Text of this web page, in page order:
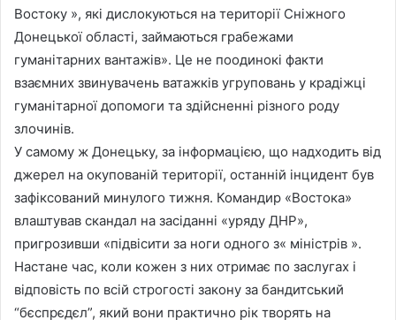
Востоку », які дислокуються на території Сніжного
Донецької області, займаються грабежами
гуманітарних вантажів». Це не поодинокі факти
взаємних звинувачень ватажків угруповань у крадіжці
гуманітарної допомоги та здійсненні різного роду
злочинів.
У самому ж Донецьку, за інформацією, що надходить від
джерел на окупованій території, останній інцидент був
зафіксований минулого тижня. Командир «Востока»
влаштував скандал на засіданні «уряду ДНР»,
пригрозивши «підвісити за ноги одного з« міністрів ».
Настане час, коли кожен з них отримає по заслугах і
відповість по всій строгості закону за бандитський
“бєспрєдєл”, який вони практично рік творять на